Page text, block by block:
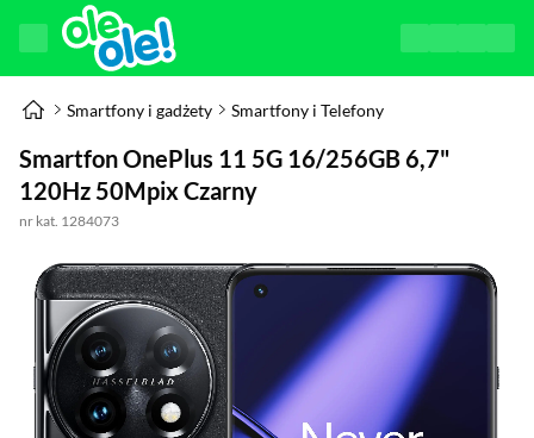
Smartfony i gadżety Smartfony i Telefony
Smartfon OnePlus 11 5G 16/256GB 6,7"
120Hz 50Mpix Czarny
nr kat. 1284073